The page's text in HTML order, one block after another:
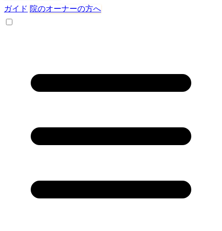
ガイド 院のオーナーの方へ